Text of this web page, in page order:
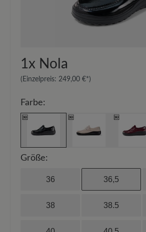
1x Nola
(Einzelpreis: 249,00 €*)
Farbe:
Größe:
36 36,5
38 38.5